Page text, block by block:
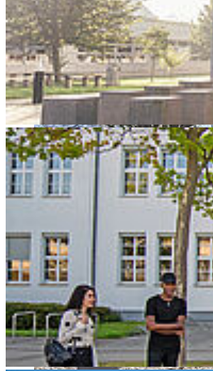
Elina Doludarieva leitet ein Tanzensemble in
Studienskills als wirtschaftliches KnowHow
für die Teilnahme an der Weltmeisterschaft in